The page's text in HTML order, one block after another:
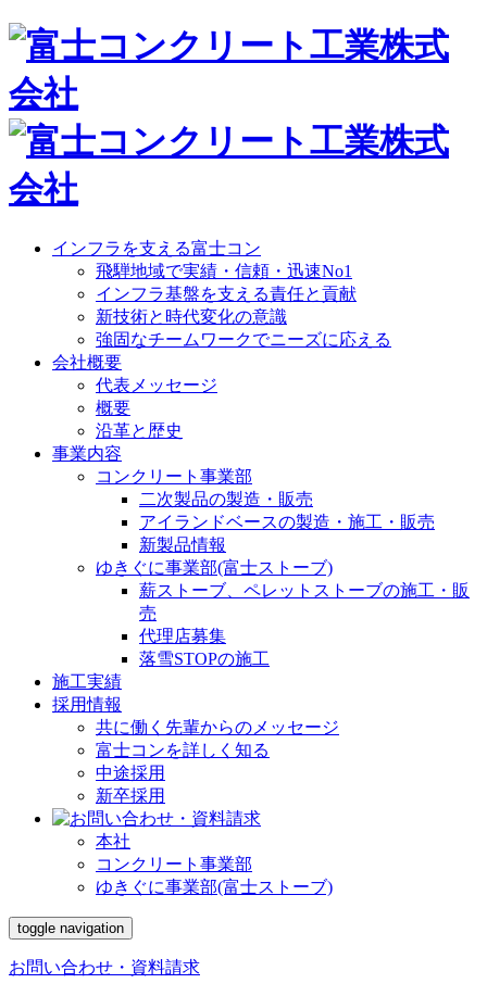
インフラを支える富士コン
飛騨地域で実績・信頼・迅速No1
インフラ基盤を支える責任と貢献
新技術と時代変化の意識
強固なチームワークでニーズに応える
会社概要
代表メッセージ
概要
沿革と歴史
事業内容
コンクリート事業部
二次製品の製造・販売
アイランドベースの製造・施工・販売
新製品情報
ゆきぐに事業部(富士ストーブ)
薪ストーブ、ペレットストーブの施工・販
売
代理店募集
落雪STOPの施工
施工実績
採用情報
共に働く先輩からのメッセージ
富士コンを詳しく知る
中途採用
新卒採用
本社
コンクリート事業部
ゆきぐに事業部(富士ストーブ)
toggle navigation
お問い合わせ・資料請求